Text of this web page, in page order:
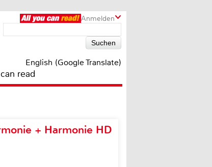
Anmelden
English (Google Translate)
read
+ Harmonie HD